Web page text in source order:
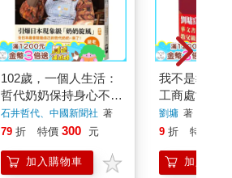
102歲，一個人生活：
哲代奶奶保持身心不生
鏽的人生哲學
石井哲代、中國新聞社 著
79 折 特價 300 元
加入購物車
我不是教你
工商處世卷
典決定版）
劉墉著
9 折 特價
加入購物